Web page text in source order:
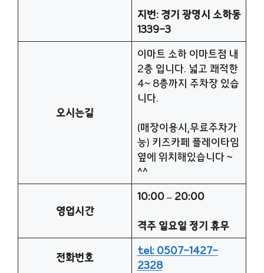
지번: 경기 광명시 소하동
1339-3
오시는길
이마트 소하 이마트점 내
2층 입니다. 넓고 쾌적한
4~ 8층까지 주차장 있습
니다.
(매장이용시,무료주차가
능) 키즈카페 플레이타임
옆에 위치해있습니다 ~
^^
영업시간
10:00 – 20:00
격주 일요일 정기 휴무
전화번호
tel: 0507-1427-
2328